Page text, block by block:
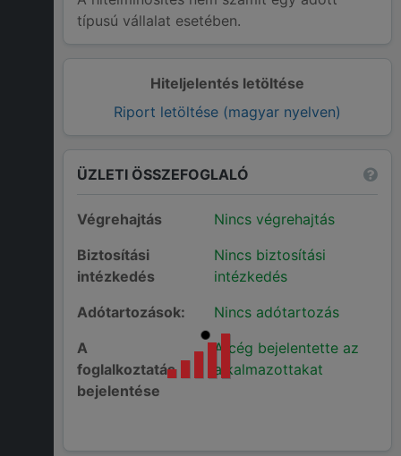
Hiteljelentés letöltése
Riport letöltése (magyar nyelven)
típusú vállalat esetében.
ÜZLETI ÖSSZEFOGLALÓ
Végrehajtás
Nincs végrehajtás
Biztosítási
intézkedés
Nincs biztosítási
intézkedés
Adótartozások:
Nincs adótartozás
A
foglalkoztatás
bejelentése
A cég bejelentette az
alkalmazottakat